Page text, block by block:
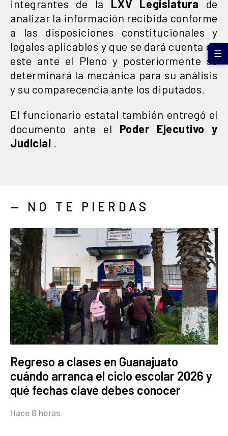
integrantes de la LXV Legislatura de
analizar la información recibida conforme
a las disposiciones constitucionales y
legales aplicables y que se dará cuenta de
este ante el Pleno y posteriormente se
determinará la mecánica para su análisis
y su comparecencia ante los diputados.
El funcionario estatal también entregó el
documento ante el Poder Ejecutivo y
Judicial
— NO TE PIERDAS
Regreso a clases en Guanajuato
cuándo arranca el ciclo escolar 2026 y
qué fechas clave debes conocer
Hace 8 horas
☰